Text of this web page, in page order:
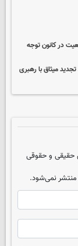
در کانون توجه
میثاق با رهبری
حقیقی و حقوقی
منتشر نمی‌شود.